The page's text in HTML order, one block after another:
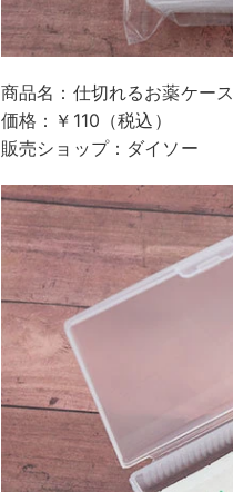
商品名：仕切れるお薬ケース
価格：￥110（税込）
販売ショップ：ダイソー